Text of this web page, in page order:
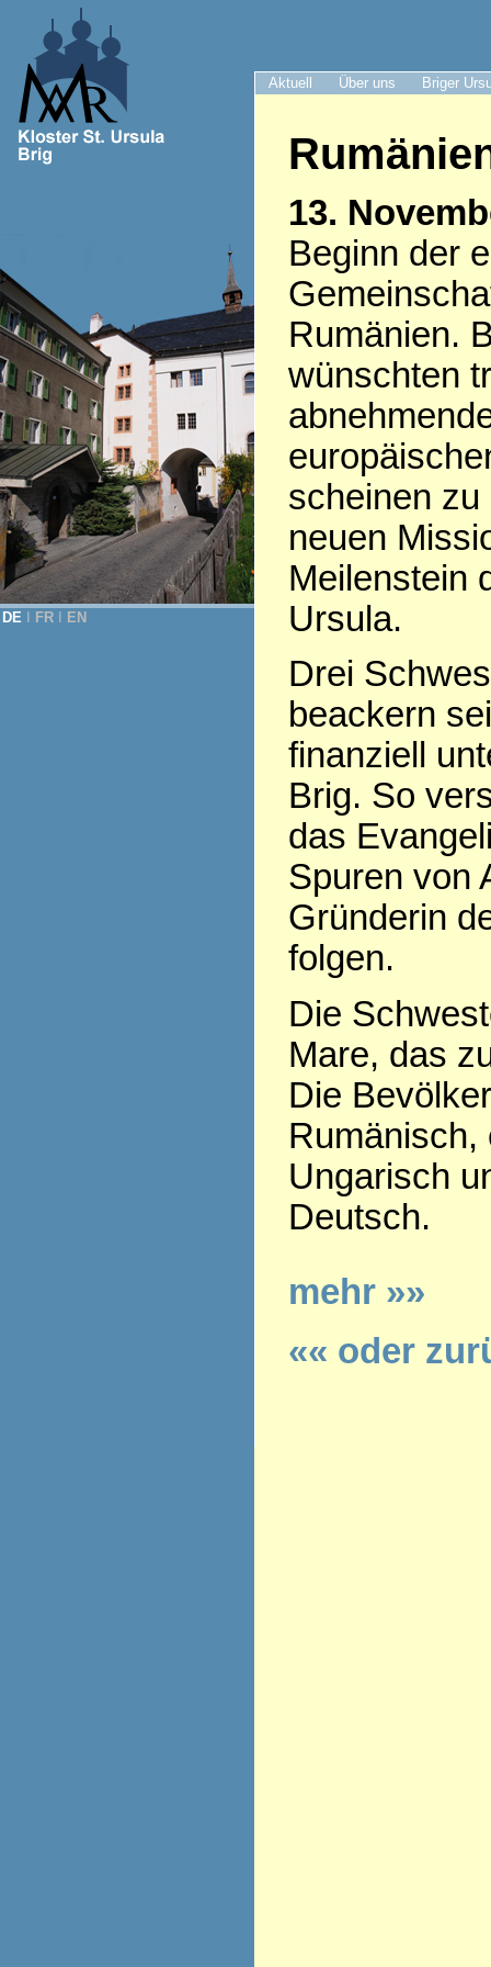
Aktuell Über uns Briger
DE FR EN
13.
Beginn der
Rumänien.
wünschten
scheinen
neuen
Meilenstein
Ursula.
Drei
beackern
finanziell
Brig. So
das
Spuren von
Gründerin
folgen.
Die
Mare, das
Die
Rumänisch,
Ungarisch
Deutsch.
mehr »»
«« oder